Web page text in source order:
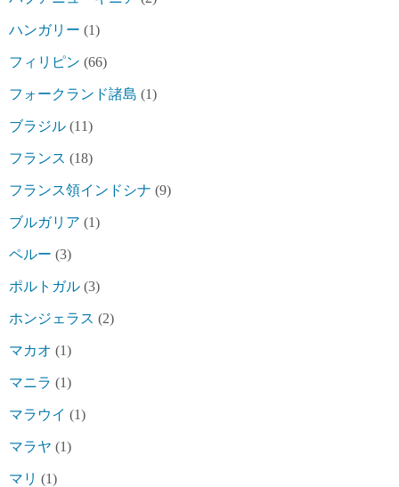
ハンガリー (1)
フィリピン (66)
フォークランド諸島 (1)
ブラジル (11)
フランス (18)
フランス領インドシナ (9)
ブルガリア (1)
ペルー (3)
ポルトガル (3)
ホンジェラス (2)
マカオ (1)
マニラ (1)
マラウイ (1)
マラヤ (1)
マリ (1)